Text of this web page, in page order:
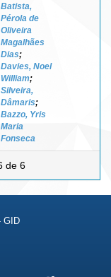
Batista,
Pérola de
Oliveira
Magalhães
Dias;
Davies, Noel
William;
Silveira,
Dâmaris;
Bazzo, Yris
Maria
Fonseca
de 6
GID